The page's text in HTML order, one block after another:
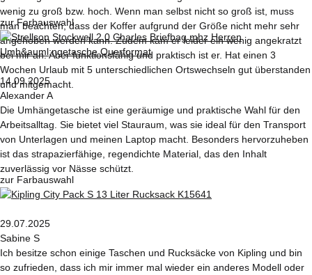
wenig zu groß bzw. hoch. Wenn man selbst nicht so groß ist, muss
man beachten, dass der Koffer aufgrund der Größe nicht mehr sehr
angehoben werden kann. Zudem kam er leider ein wenig angekratzt
bei mir an. Aber funktionsfähig und praktisch ist er. Hat einen 3
Wochen Urlaub mit 5 unterschiedlichen Ortswechseln gut überstanden
und mitgemacht.
zur Farbauswahl
14.09.2025
Alexander A
Die Umhängetasche ist eine geräumige und praktische Wahl für den
Arbeitsalltag. Sie bietet viel Stauraum, was sie ideal für den Transport
von Unterlagen und meinen Laptop macht. Besonders hervorzuheben
ist das strapazierfähige, regendichte Material, das den Inhalt
zuverlässig vor Nässe schützt.
zur Farbauswahl
29.07.2025
Sabine S
Ich besitze schon einige Taschen und Rucksäcke von Kipling und bin
so zufrieden, dass ich mir immer mal wieder ein anderes Modell oder